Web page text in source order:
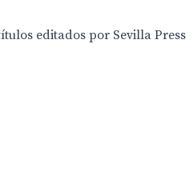
editados por Sevilla Press